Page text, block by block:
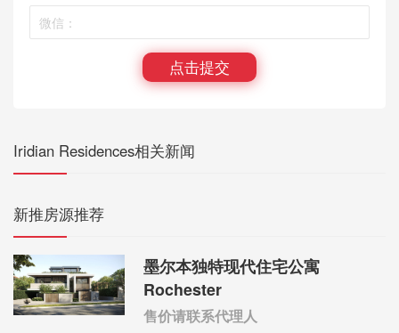
点击提交
Iridian Residences相关新闻
新推房源推荐
墨尔本独特现代住宅公寓
Rochester
售价请联系代理人